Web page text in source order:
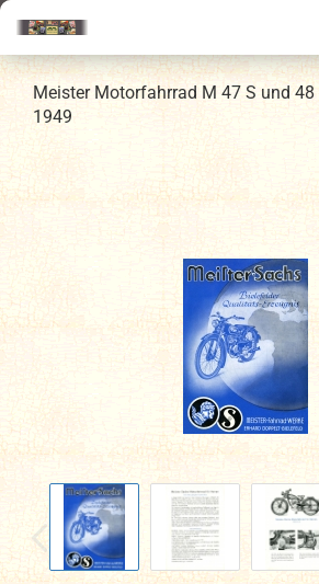
Meister Motorfahrrad M 47 S und 48
1949